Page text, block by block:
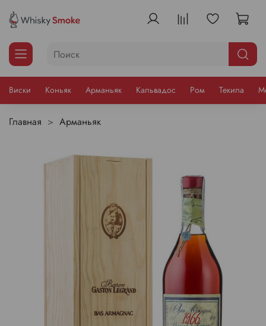
Виски Коньяк Арманьяк Кальвадос Ром Текила
Главная Арманьяк